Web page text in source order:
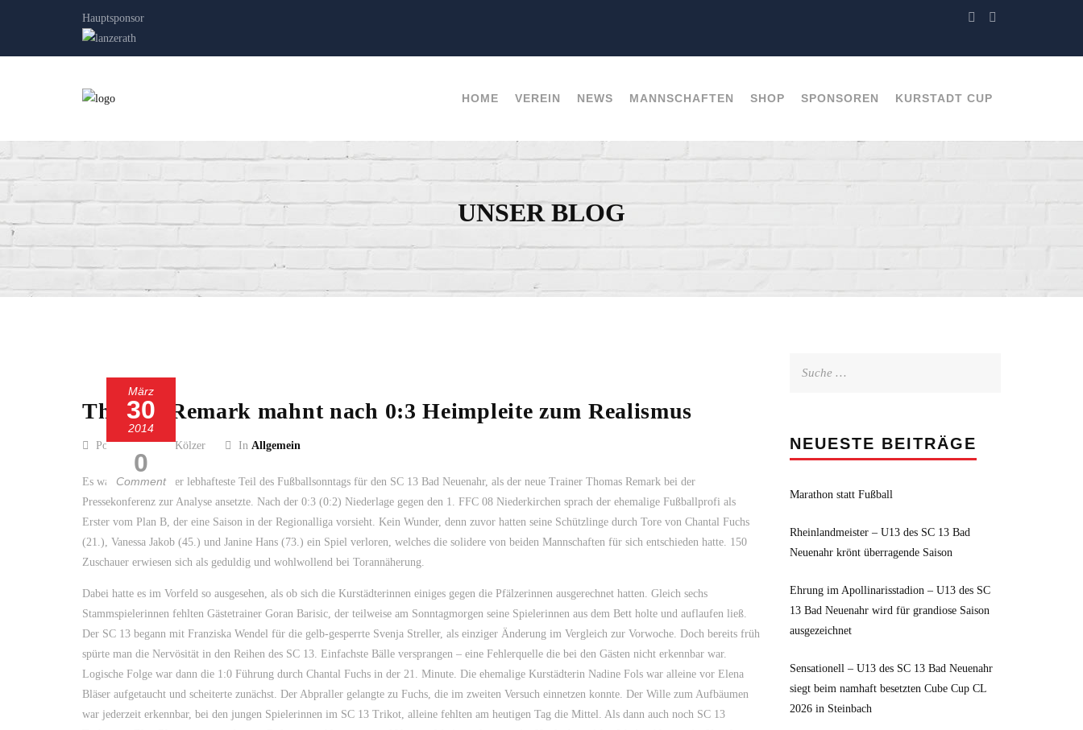
Hauptsponsor
HOME VEREIN NEWS MANNSCHAFTEN SHOP SPONSOREN KURSTADT CUP
UNSER BLOG
März
30
2014
0
Comment
Thomas Remark mahnt nach 0:3 Heimpleite zum Realismus
Posted by Guido Kölzer In Allgemein
Es war im Grunde der lebhafteste Teil des Fußballsonntags für den SC 13 Bad Neuenahr, als der neue Trainer Thomas Remark bei der
Pressekonferenz zur Analyse ansetzte. Nach der 0:3 (0:2) Niederlage gegen den 1. FFC 08 Niederkirchen sprach der ehemalige Fußballprofi als
Erster vom Plan B, der eine Saison in der Regionalliga vorsieht. Kein Wunder, denn zuvor hatten seine Schützlinge durch Tore von Chantal Fuchs
(21.), Vanessa Jakob (45.) und Janine Hans (73.) ein Spiel verloren, welches die solidere von beiden Mannschaften für sich entschieden hatte. 150
Zuschauer erwiesen sich als geduldig und wohlwollend bei Torannäherung.
Dabei hatte es im Vorfeld so ausgesehen, als ob sich die Kurstädterinnen einiges gegen die Pfälzerinnen ausgerechnet hatten. Gleich sechs
Stammspielerinnen fehlten Gästetrainer Goran Barisic, der teilweise am Sonntagmorgen seine Spielerinnen aus dem Bett holte und auflaufen ließ.
Der SC 13 begann mit Franziska Wendel für die gelb-gesperrte Svenja Streller, als einziger Änderung im Vergleich zur Vorwoche. Doch bereits früh
spürte man die Nervösität in den Reihen des SC 13. Einfachste Bälle versprangen – eine Fehlerquelle die bei den Gästen nicht erkennbar war.
Logische Folge war dann die 1:0 Führung durch Chantal Fuchs in der 21. Minute. Die ehemalige Kurstädterin Nadine Fols war alleine vor Elena
Bläser aufgetaucht und scheiterte zunächst. Der Abpraller gelangte zu Fuchs, die im zweiten Versuch einnetzen konnte. Der Wille zum Aufbäumen
war jederzeit erkennbar, bei den jungen Spielerinnen im SC 13 Trikot, alleine fehlten am heutigen Tag die Mittel. Als dann auch noch SC 13
NEUESTE BEITRÄGE
Marathon statt Fußball
Rheinlandmeister – U13 des SC 13 Bad
Neuenahr krönt überragende Saison
Ehrung im Apollinarisstadion – U13 des SC
13 Bad Neuenahr wird für grandiose Saison
ausgezeichnet
Sensationell – U13 des SC 13 Bad Neuenahr
siegt beim namhaft besetzten Cube Cup CL
2026 in Steinbach